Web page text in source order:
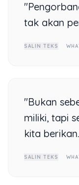
tak akan
SALIN TEKS
"Bukan
miliki, tapi
kita
SALIN TEKS